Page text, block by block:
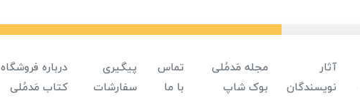
آثار
نویسندگان
مجله مَدمُلی
بوک شاپ
تماس
با ما
پیگیری
سفارشات
درباره فروشگاه
کتاب مَدمُلی